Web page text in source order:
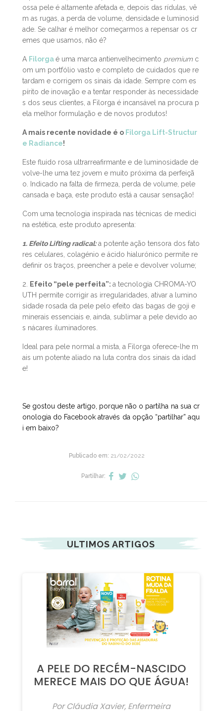
e funções da pele.
A partir dos 25 anos a capacidade de regeneração da n
ossa pele é altamente afetada e, depois das rídulas, vê
ade. Se calhar é melhor começarmos a repensar os cr
emes que usamos, não é?
AFilorgaé uma marca antienvelhecimentopremiumc
om um portfólio vasto e completo de cuidados que re
tardam e corrigem os sinais da idade. Sempre com es
s dos seus clientes, a Filorga é incansável na procura p
ela melhor formulação e de novos produtos!
A mais recente novidade é o Filorga Lift-Structur
e Radiance !
Este fluido rosa ultrarreafirmante e de luminosidade de
o. Indicado na falta de firmeza, perda de volume, pele
cansada e baça, este produto está a causar sensação!
Com uma tecnologia inspirada nas técnicas de medici
na estética, este produto apresenta:
res celulares, colagénio e ácido hialurónico permite re
definir os traços, preencher a pele e devolver volume;
2.Efeito “pele perfeita”: a tecnologia CHROMA-YO
UTH permite corrigir as irregularidades, ativar a lumino
minerais essenciais e, ainda, sublimar a pele devido ao
s nácares iluminadores.
e!
onologia do Facebook através da opção “partilhar” aqu
ULTIMOS ARTIGOS
A PELE DO RECÉM-NASCIDO